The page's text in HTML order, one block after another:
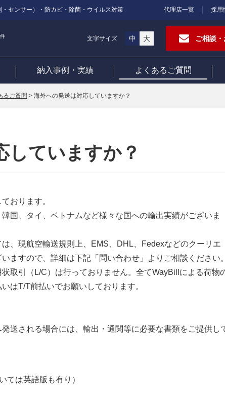
センサー）・防カビ・除菌・ウイルス対策 代理店一覧 採用
文字サイズ 中 大 ご相談
納入事例・実績 よくあるご質問
るご質問 > 海外への発送は対応していますか？
していますか？
おります。
国、タイ、ベトナムなど様々な国への輸出実績がございま
、現航空輸送規則上、EMS、DHL、Fedexなどのクーリエ
ますので、 詳細は下記「問い合わせ」よりご相談ください。
取引（L/C）は行っておりません。全てWayBillによる荷物
はT/T前払いでお願いしております。
送される場合には、輸出・通関等に必要な書類をご提供し
ては英語版も有り）